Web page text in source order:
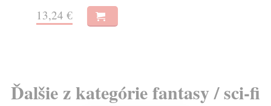
7,50 €
Ďalšie z kategórie fantasy / sci-fi